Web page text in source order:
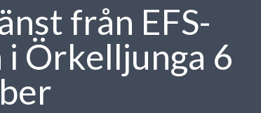
från EFS-
Örkelljunga 6